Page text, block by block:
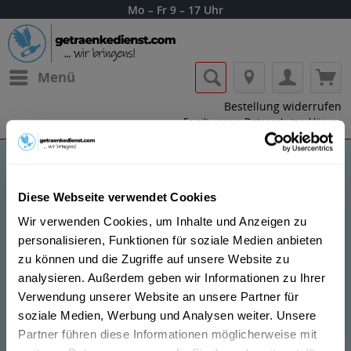
Diese Webseite verwendet Cookies
Wir verwenden Cookies, um Inhalte und Anzeigen zu
personalisieren, Funktionen für soziale Medien anbieten
zu können und die Zugriffe auf unsere Website zu
analysieren. Außerdem geben wir Informationen zu Ihrer
Verwendung unserer Website an unsere Partner für
soziale Medien, Werbung und Analysen weiter. Unsere
Partner führen diese Informationen möglicherweise mit
Mo – Fr 9 – 17 Uhr
Menü
Bestellung widerrufen
Es gilt unsereDatenschutzerklärung
Meine Weine sind wie ich ? ehrlich, gradlinig und voller
Freude. Wie sollte es auch anders sein? Beim
Weinmachen kann ich mich nicht verstellen. Warum
auch? Ich mache ihn so, wie ich es mir vorstelle, wie er